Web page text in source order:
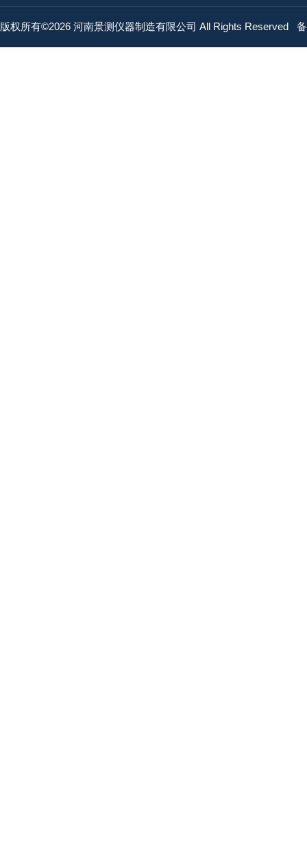
版权所有©2026 河南景测仪器制造有限公司 All Rights Reserved